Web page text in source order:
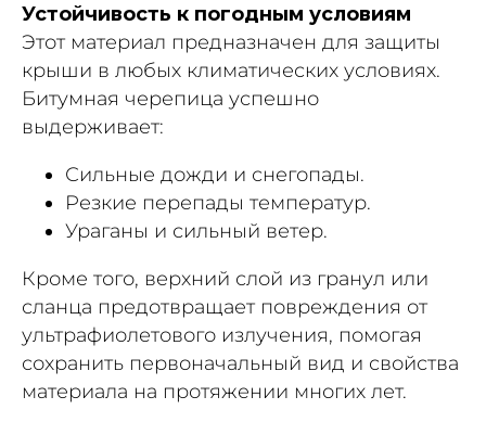
Устойчивость к погодным условиям
Этот материал предназначен для защиты
крыши в любых климатических условиях.
Битумная черепица успешно
выдерживает:
Сильные дожди и снегопады.
Резкие перепады температур.
Ураганы и сильный ветер.
Кроме того, верхний слой из гранул или
сланца предотвращает повреждения от
ультрафиолетового излучения, помогая
сохранить первоначальный вид и свойства
материала на протяжении многих лет.